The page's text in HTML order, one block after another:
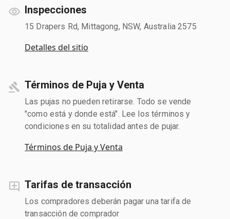
Inspecciones
15 Drapers Rd, Mittagong, NSW, Australia 2575
Detalles del sitio
Términos de Puja y Venta
Las pujas no pueden retirarse. Todo se vende
"como está y donde está". Lee los términos y
condiciones en su totalidad antes de pujar.
Términos de Puja y Venta
Tarifas de transacción
Los compradores deberán pagar una tarifa de
transacción de comprador